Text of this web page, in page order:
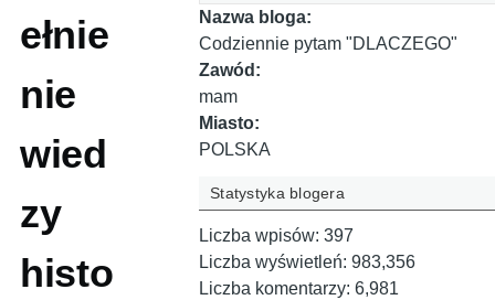
ełnie
nie
wied
zy
histo
Nazwa bloga:
Codziennie pytam "DLACZEGO"
Zawód:
mam
Miasto:
POLSKA
Statystyka blogera
Liczba wpisów: 397
Liczba wyświetleń: 983,356
Liczba komentarzy: 6,981